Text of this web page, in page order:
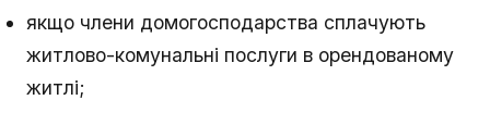
якщо члени домогосподарства сплачують
житлово-комунальні послуги в орендованому
житлі;